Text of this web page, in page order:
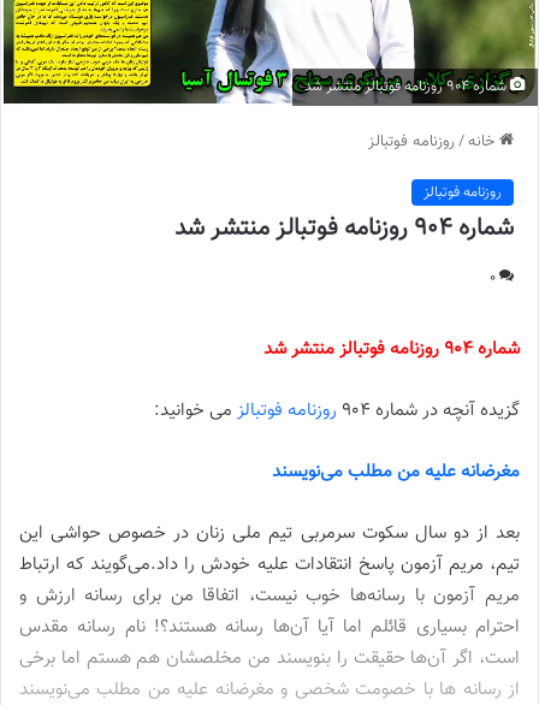
شماره 904 روزنامه فوتبالز منتشر شد
خانه/روزنامه فوتبالز
روزنامه فوتبالز
شماره 904 روزنامه فوتبالز منتشر شد
0
شماره 904 روزنامه فوتبالز منتشر شد
گزیده آنچه در شماره 904 روزنامه فوتبالز می خوانید:
مغرضانه علیه من مطلب می‌نویسند
بعد از دو سال سکوت سرمربی تیم ملی زنان در خصوص حواشی این
تیم، مریم آزمون پاسخ انتقادات علیه خودش را داد.می‌گویند که ارتباط
مریم آزمون با رسانه‌ها خوب نیست، اتفاقا من برای رسانه ارزش و
احترام بسیاری قائلم اما آیا آن‌ها رسانه هستند؟! نام رسانه مقدس
است، اگر آن‌ها حقیقت را بنویسند من مخلصشان هم هستم اما برخی
از رسانه ها با خصومت شخصی و مغرضانه علیه من مطلب می‌نویسند